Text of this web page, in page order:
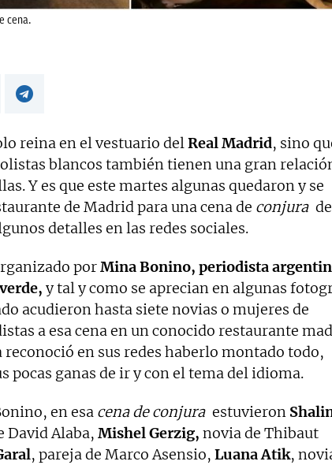
cena.
reina en el vestuario delReal Madrid, sino
blancos también tienen una gran
Y es que este martes algunas quedaron y se
de Madrid para una cena de conjura
detalles en las redes sociales.
porMina Bonino, periodista
y tal y como se aprecian en algunas
acudieron hasta siete novias o mujeres de
a esa cena en un conocido restaurante
en sus redes haberlo montado todo,
pocas ganas de ir y con el tema del idioma.
en esa cena de conjura estuvieron
David Alaba, Mishel Gerzig, novia de Thibaut
, pareja de Marco Asensio, Luana Atik,